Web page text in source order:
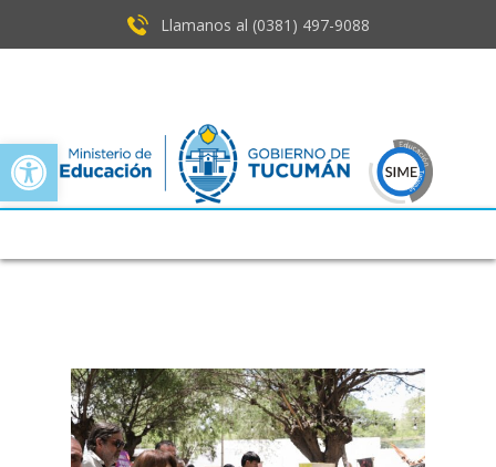
Open toolbar
Llamanos al (0381) ​497-9088